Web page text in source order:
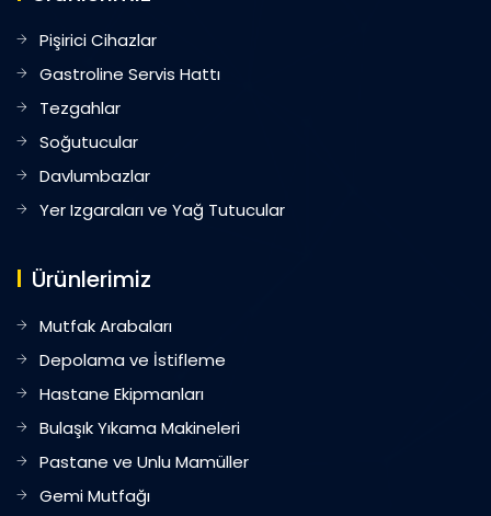
Pişirici Cihazlar
Gastroline Servis Hattı
Tezgahlar
Soğutucular
Davlumbazlar
Yer Izgaraları ve Yağ Tutucular
Ürünlerimiz
Mutfak Arabaları
Depolama ve İstifleme
Hastane Ekipmanları
Bulaşık Yıkama Makineleri
Pastane ve Unlu Mamüller
Gemi Mutfağı